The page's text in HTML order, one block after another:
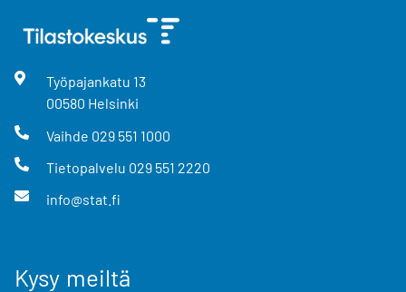
Työpajankatu 13
00580 Helsinki
Vaihde 029 551 1000
Tietopalvelu 029 551 2220
info@stat.fi
Kysy meiltä